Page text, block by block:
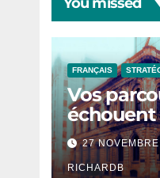
FRANÇAIS
Vos
échouent
pas un
design,
27
RICHARDB